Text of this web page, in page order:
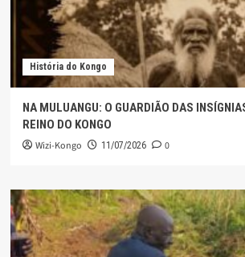
História do Kongo
NA MULUANGU: O GUARDIÃO DAS
REINO DO KONGO
Wizi-Kongo 11/07/2026 0